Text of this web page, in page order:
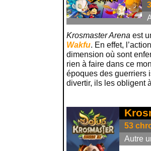
Krosmaster Arena est
Wakfu. En effet,
dimension où sont
rien à faire dans ce
époques des guerriers
divertir, ils les obligent
53
Autre